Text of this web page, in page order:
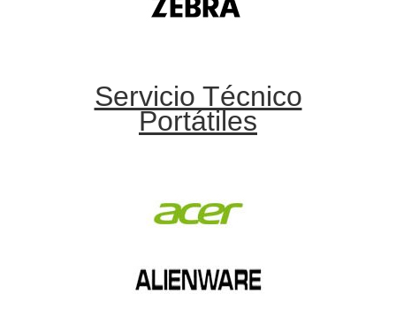
Servicio Técnico
Portátiles